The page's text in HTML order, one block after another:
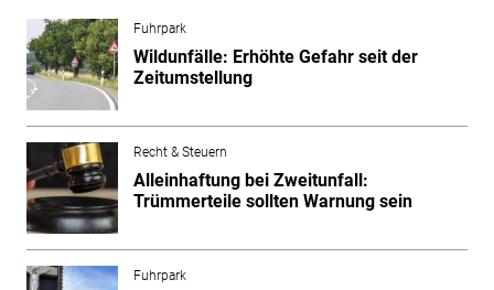
Fuhrpark
Wildunfälle: Erhöhte Gefahr seit der
Zeitumstellung
Recht & Steuern
Alleinhaftung bei Zweitunfall:
Trümmerteile sollten Warnung sein
Fuhrpark